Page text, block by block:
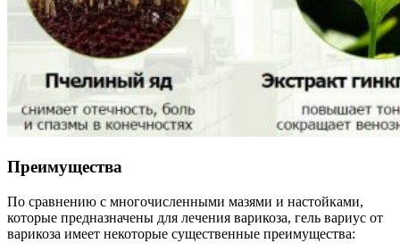
Преимущества
По сравнению с многочисленными мазями и настойками,
которые предназначены для лечения варикоза, гель вариус от
варикоза имеет некоторые существенные преимущества: